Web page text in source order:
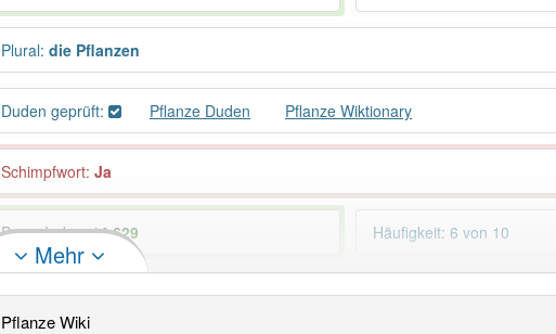
Plural: die Pflanzen
Duden geprüft: Pflanze Duden Pflanze Wiktionary
Schimpfwort: Ja
PowerIndex:14 629 Häufigkeit: 6 von 10
Wörter mit Endung-pflanze: 106
Mehr
Pflanze Wiki